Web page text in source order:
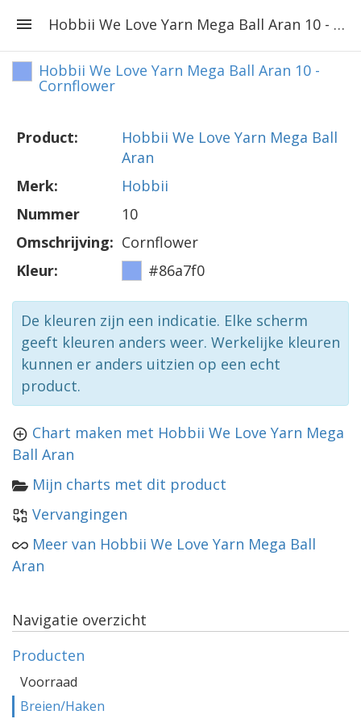
Hobbii We Love Yarn Mega Ball Aran 10 - Cornflower
Hobbii We Love Yarn Mega Ball Aran 10 -
Cornflower
Product:
Hobbii We Love Yarn Mega Ball
Aran
Merk:
Hobbii
Nummer
10
Omschrijving: Cornflower
Kleur:
#86a7f0
De kleuren zijn een indicatie. Elke scherm
geeft kleuren anders weer. Werkelijke kleuren
kunnen er anders uitzien op een echt
product.
Chart maken met Hobbii We Love Yarn Mega
Ball Aran
Mijn charts met dit product
Vervangingen
Meer van Hobbii We Love Yarn Mega Ball
Aran
Navigatie overzicht
Producten
Voorraad
Breien/Haken